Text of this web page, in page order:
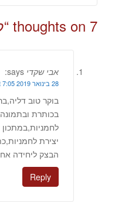
7 thoughts on “
אבי שקדי says:
28 בינואר 2019 at 7:05
בוקר טוב
בכותרת
יצירת
הבצק ליחידה
Reply